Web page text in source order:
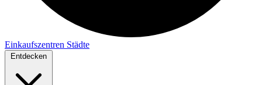
Einkaufszentren Städte
Entdecken